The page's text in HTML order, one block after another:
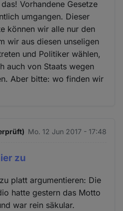
Vorhandene Gesetze
umgangen. Dieser
können wir alle nur den
wir aus diesen unseligen
und Politiker wählen,
auch von Staats wegen
Aber bitte: wo finden wir
Mo. 12 Jun 2017 - 17:48
zu
platt argumentieren: Die
hatte gestern das Motto
war rein säkular.